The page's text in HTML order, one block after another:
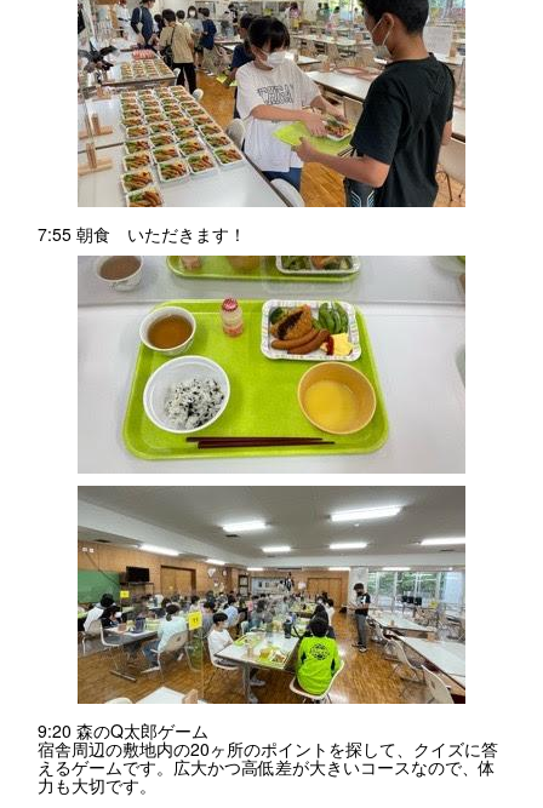
7:55 朝食 いただきます！
9:20 森のQ太郎ゲーム
宿舎周辺の敷地内の20ヶ所のポイントを探して、クイズに答
えるゲームです。広大かつ高低差が大きいコースなので、体
力も大切です。